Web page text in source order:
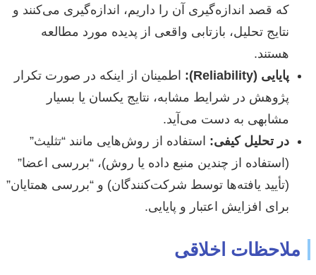
که قصد اندازه‌گیری آن را داریم، اندازه‌گیری می‌کنند و
نتایج تحلیل، بازتابی واقعی از پدیده مورد مطالعه
هستند.
پایایی (Reliability):
اطمینان از اینکه در صورت تکرار
پژوهش در شرایط مشابه، نتایج یکسان یا بسیار
مشابهی به دست می‌آید.
در تحلیل کیفی: استفاده از روش‌هایی مانند “تثلیث”
(استفاده از چندین منبع داده یا روش)، “بررسی اعضا”
(تأیید یافته‌ها توسط شرکت‌کنندگان) و “بررسی همتایان”
برای افزایش اعتبار و پایایی.
ملاحظات اخلاقی